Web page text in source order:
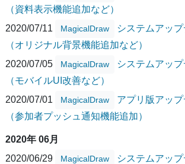
（資料表示機能追加など）
2020/07/11
MagicalDraw
システムアッ
（オリジナル背景機能追加など）
2020/07/05
MagicalDraw
システムアッ
（モバイルUI改善など）
2020/07/01
MagicalDraw
アプリ版アッ
（参加者プッシュ通知機能追加）
2020年 06月
2020/06/29
MagicalDraw
システムアッ